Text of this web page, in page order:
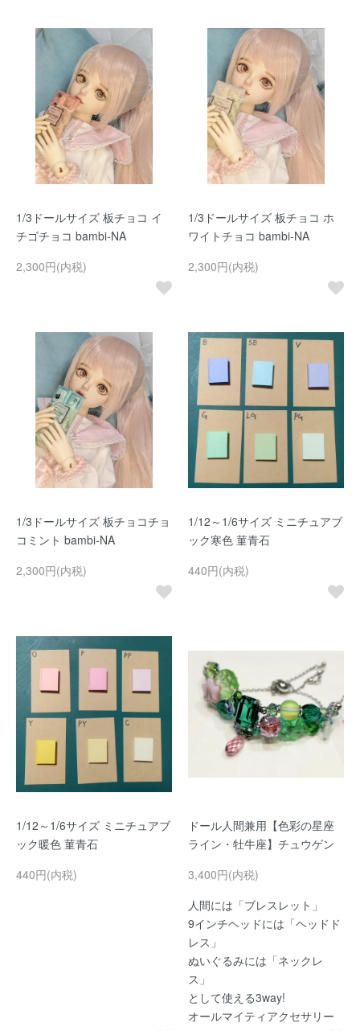
1/3ドールサイズ 板チョコ イ
チゴチョコ bambi-NA
2,300円(内税)
1/3ドールサイズ 板チョコ ホ
ワイトチョコ bambi-NA
2,300円(内税)
1/3ドールサイズ 板チョコチョ
コミント bambi-NA
2,300円(内税)
1/12～1/6サイズ ミニチュアブ
ック寒色 菫青石
440円(内税)
1/12～1/6サイズ ミニチュアブ
ック暖色 菫青石
440円(内税)
ドール人間兼用【色彩の星座
ライン・牡牛座】チュウゲン
3,400円(内税)
人間には「ブレスレット」
9インチヘッドには「ヘッドド
レス」
ぬいぐるみには「ネックレ
ス」
として使える3way!
オールマイティアクセサリー